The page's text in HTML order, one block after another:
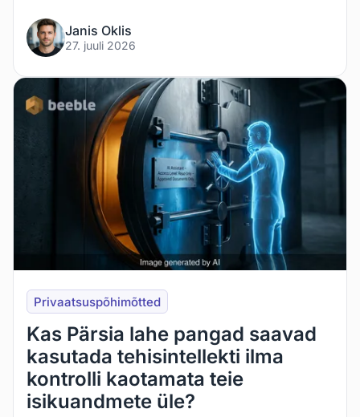
Janis Oklis
27. juuli 2026
Privaatsuspõhimõtted
Kas Pärsia lahe pangad saavad
kasutada tehisintellekti ilma
kontrolli kaotamata teie
isikuandmete üle?